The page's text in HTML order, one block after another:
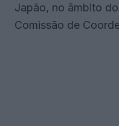
Japão, no âmbito
Comissão de